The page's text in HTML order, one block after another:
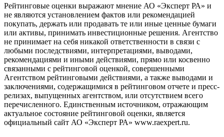
Рейтинговые оценки выражают мнение АО «Эксперт РА» и
не являются установлением фактов или рекомендацией
покупать, держать или продавать те или иные ценные бумаги
или активы, принимать инвестиционные решения. Агентство
не принимает на себя никакой ответственности в связи с
любыми последствиями, интерпретациями, выводами,
рекомендациями и иными действиями, прямо или косвенно
связанными с рейтинговой оценкой, совершенными
Агентством рейтинговыми действиями, а также выводами и
заключениями, содержащимися в рейтинговом отчете и пресс-
релизах, выпущенных агентством, или отсутствием всего
перечисленного. Единственным источником, отражающим
актуальное состояние рейтинговой оценки, является
официальный сайт АО «Эксперт РА» www.raexpert.ru.